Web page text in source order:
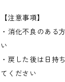
【注意事項】
・消化不良のある
い
・戻した後は日持
てください